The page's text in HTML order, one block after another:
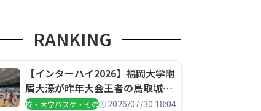
RANKING
【インターハイ2026】福岡大学附
属大濠が昨年大会王者の鳥取城北
を撃破、大阪薫英女学院は岐阜女
高校・大学バスケ・その他2026/07/30 18:04